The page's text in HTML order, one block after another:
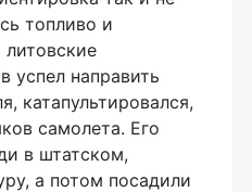
топливо и
литовские
успел направить
катапультировался,
самолета. Его
в штатском,
а потом посадили